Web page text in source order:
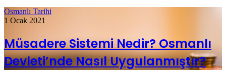
Osmanlı Tarihi
1 Ocak 2021
Müsadere Sistemi Nedir? Osmanlı
Devleti’nde Nasıl Uygulanmıştır?